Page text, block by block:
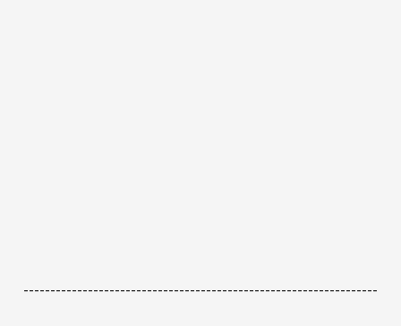
------------------------------------------------------------------